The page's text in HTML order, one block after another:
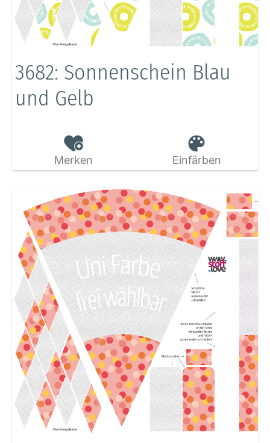
3682: Sonnenschein Blau
und Gelb
Merken Einfärben